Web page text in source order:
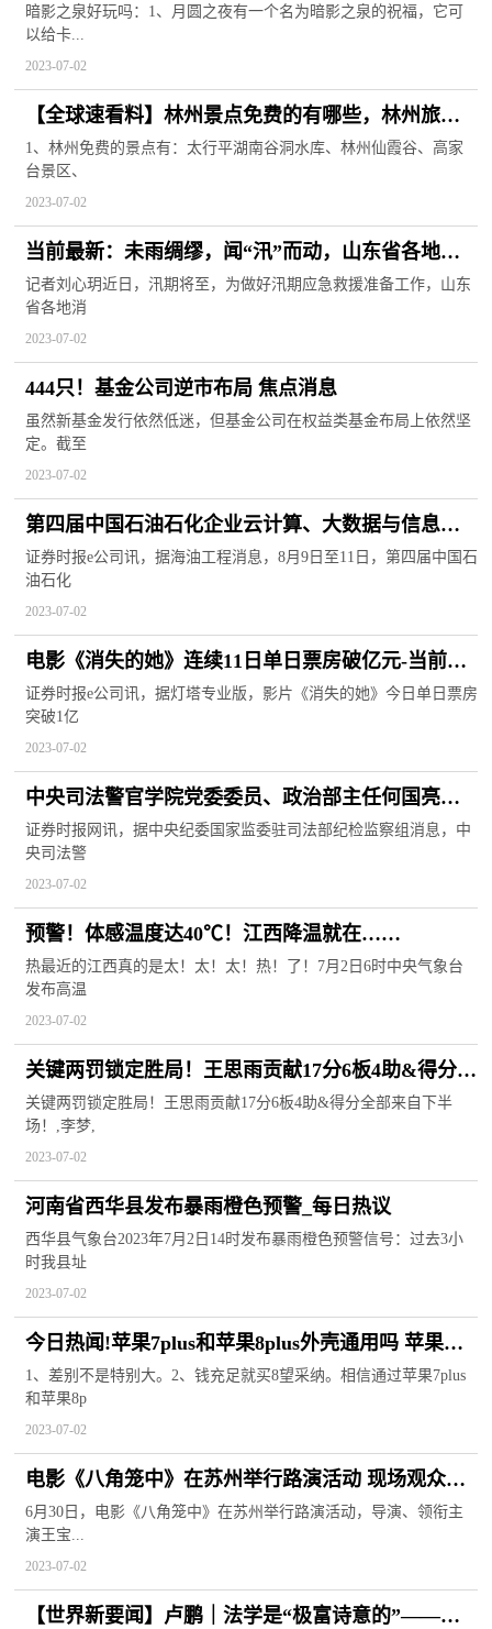
暗影之泉好玩吗：1、月圆之夜有一个名为暗影之泉的祝福，它可
以给卡...
2023-07-02
【全球速看料】林州景点免费的有哪些，林州旅游
景点免费吗
1、林州免费的景点有：太行平湖南谷洞水库、林州仙霞谷、高家
台景区、
2023-07-02
当前最新：未雨绸缪，闻“汛”而动，山东省各地消
防救援队伍筑牢防汛安全线
记者刘心玥近日，汛期将至，为做好汛期应急救援准备工作，山东
省各地消
2023-07-02
444只！基金公司逆市布局 焦点消息
虽然新基金发行依然低迷，但基金公司在权益类基金布局上依然坚
定。截至
2023-07-02
第四届中国石油石化企业云计算、大数据与信息安
全研讨会8月召开
证券时报e公司讯，据海油工程消息，8月9日至11日，第四届中国石
油石化
2023-07-02
电影《消失的她》连续11日单日票房破亿元-当前热
闻
证券时报e公司讯，据灯塔专业版，影片《消失的她》今日单日票房
突破1亿
2023-07-02
中央司法警官学院党委委员、政治部主任何国亮接
受审查调查-当前动态
证券时报网讯，据中央纪委国家监委驻司法部纪检监察组消息，中
央司法警
2023-07-02
预警！体感温度达40℃！江西降温就在……
热最近的江西真的是太！太！太！热！了！7月2日6时中央气象台
发布高温
2023-07-02
关键两罚锁定胜局！王思雨贡献17分6板4助&得分全
部来自下半场！
关键两罚锁定胜局！王思雨贡献17分6板4助&得分全部来自下半
场！,李梦,
2023-07-02
河南省西华县发布暴雨橙色预警_每日热议
西华县气象台2023年7月2日14时发布暴雨橙色预警信号：过去3小
时我县址
2023-07-02
今日热闻!苹果7plus和苹果8plus外壳通用吗 苹果
7plus和苹果8plus哪个好
1、差别不是特别大。2、钱充足就买8望采纳。相信通过苹果7plus
和苹果8p
2023-07-02
电影《八角笼中》在苏州举行路演活动 现场观众积
极发表感言
6月30日，电影《八角笼中》在苏州举行路演活动，导演、领衔主
演王宝...
2023-07-02
【世界新要闻】卢鹏｜法学是“极富诗意的”——对